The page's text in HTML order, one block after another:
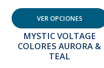
VER OPCIONES
Agotado
MYSTIC VOLTAGE
COLORES AURORA &
TEAL